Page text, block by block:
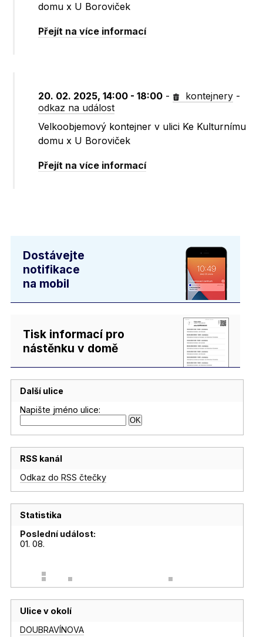
domu x U Boroviček
Přejít na více informací
20. 02. 2025, 14:00 - 18:00 - kontejnery -
odkaz na událost
Velkoobjemový kontejner v ulici Ke Kulturnímu
domu x U Boroviček
Přejít na více informací
Dostávejte
notifikace
na mobil
Tisk informací pro
nástěnku v domě
Další ulice
Napište jméno ulice:
RSS kanál
Odkaz do RSS čtečky
Statistika
Poslední událost:
01. 08.
Ulice v okolí
DOUBRAVÍNOVA